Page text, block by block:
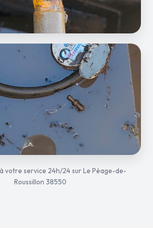
votre service 24h/24 sur Le Péage-de-
Roussillon 38550